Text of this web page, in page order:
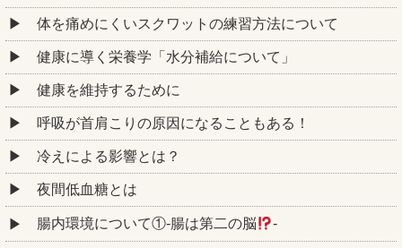
体を痛めにくいスクワットの練習方法について
健康に導く栄養学「水分補給について」
健康を維持するために
呼吸が首肩こりの原因になることもある！
冷えによる影響とは？
夜間低血糖とは
腸内環境について①‐腸は第二の脳 ‐